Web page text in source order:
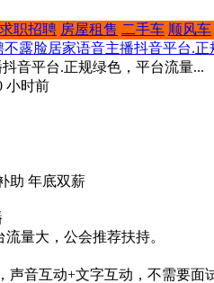
求职招聘 房屋租售 二手车 顺风车
不露脸居家语音主播抖音平台.正
音平台.正规绿色，平台流量...
小时前
助 年底双薪
量大，公会推荐扶持。
声音互动+文字互动，不需要